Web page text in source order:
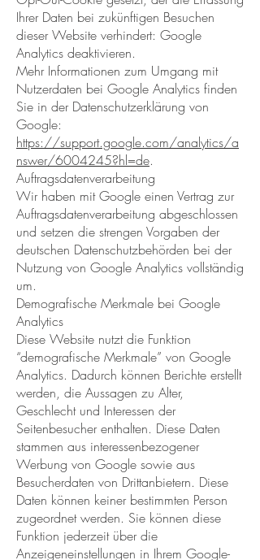
Ihrer Daten bei zukünftigen Besuchen
dieser Website verhindert: Google
Analytics deaktivieren.
Mehr Informationen zum Umgang mit
Nutzerdaten bei Google Analytics finden
Sie in der Datenschutzerklärung von
Google:
https://support.google.com/analytics/a
nswer/6004245?hl=de.
Auftragsdatenverarbeitung
Wir haben mit Google einen Vertrag zur
Auftragsdatenverarbeitung abgeschlossen
und setzen die strengen Vorgaben der
deutschen Datenschutzbehörden bei der
Nutzung von Google Analytics vollständig
um.
Demografische Merkmale bei Google
Analytics
Diese Website nutzt die Funktion
“demografische Merkmale” von Google
Analytics. Dadurch können Berichte erstellt
werden, die Aussagen zu Alter,
Geschlecht und Interessen der
Seitenbesucher enthalten. Diese Daten
stammen aus interessenbezogener
Werbung von Google sowie aus
Besucherdaten von Drittanbietern. Diese
Daten können keiner bestimmten Person
zugeordnet werden. Sie können diese
Funktion jederzeit über die
Anzeigeneinstellungen in Ihrem Google-